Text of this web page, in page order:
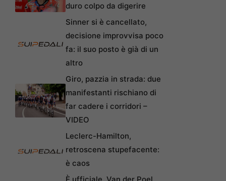
duro colpo da digerire
Sinner si è cancellato,
decisione improvvisa poco
fa: il suo posto è già di un
altro
Giro, pazzia in strada: due
manifestanti rischiano di
far cadere i corridori –
VIDEO
Leclerc-Hamilton,
retroscena stupefacente:
è caos